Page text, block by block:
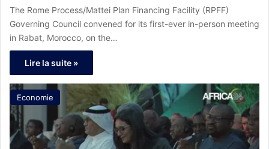
The Rome Process/Mattei Plan Financing Facility (RPFF)
Governing Council convened for its first-ever in-person meeting
in Rabat, Morocco, on the…
Lire la suite »
Economie